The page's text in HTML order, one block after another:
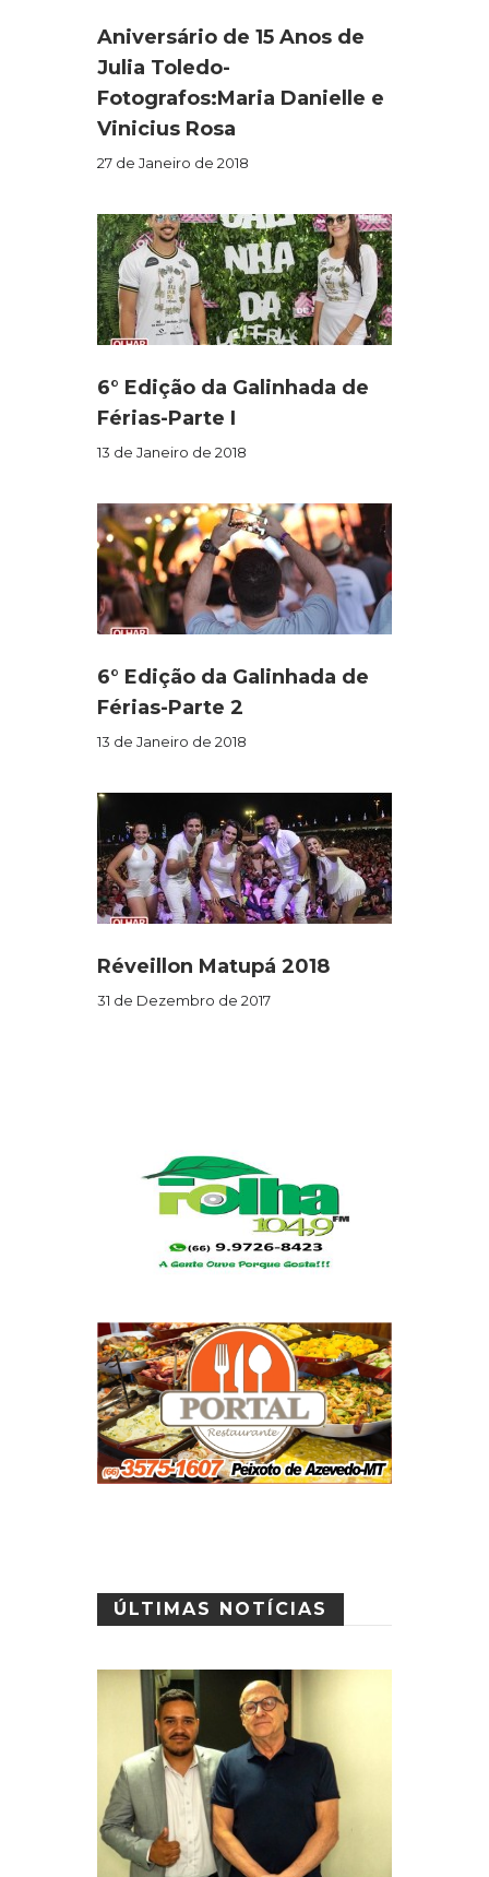
Aniversário de 15 Anos de
Julia Toledo-
Fotografos:Maria Danielle e
Vinicius Rosa
27 de Janeiro de 2018
6° Edição da Galinhada de
Férias-Parte I
13 de Janeiro de 2018
6° Edição da Galinhada de
Férias-Parte 2
13 de Janeiro de 2018
Réveillon Matupá 2018
31 de Dezembro de 2017
ÚLTIMAS NOTÍCIAS